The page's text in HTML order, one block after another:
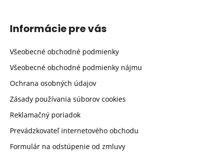
Informácie pre vás
Všeobecné obchodné podmienky
Všeobecné obchodné podmienky nájmu
Ochrana osobných údajov
Zásady používania súborov cookies
Reklamačný poriadok
Prevádzkovateľ internetového obchodu
Formulár na odstúpenie od zmluvy